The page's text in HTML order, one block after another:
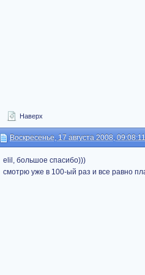
Наверх
Воскресенье, 17 августа 2008, 09:08:11
elil, большое спасибо)))
смотрю уже в 100-ый раз и все равно